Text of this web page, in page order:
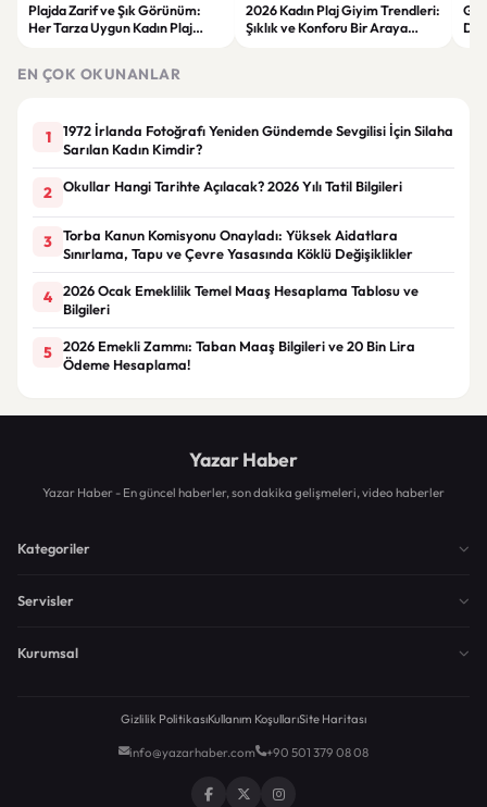
Plajda Zarif ve Şık Görünüm:
Her Tarza Uygun Kadın Plaj
2026 Kadın Plaj Giyim Trendleri:
Şıklık ve Konforu Bir Araya
EN ÇOK OKUNANLAR
1
1972 İrlanda Fotoğrafı Yeniden Gündemde Sevgilisi İçin Silaha
Sarılan Kadın Kimdir?
2 Okullar Hangi Tarihte Açılacak? 2026 Yılı Tatil Bilgileri
3
Torba Kanun Komisyonu Onayladı: Yüksek Aidatlara
Sınırlama, Tapu ve Çevre Yasasında Köklü Değişiklikler
4
2026 Ocak Emeklilik Temel Maaş Hesaplama Tablosu ve
Bilgileri
5
2026 Emekli Zammı: Taban Maaş Bilgileri ve 20 Bin Lira
Ödeme Hesaplama!
Yazar Haber
Yazar Haber - En güncel haberler, son dakika gelişmeleri, video haberler
Kategoriler
Servisler
Kurumsal
Gizlilik PolitikasıKullanım KoşullarıSite Haritası
info@yazarhaber.com +90 501 379 08 08